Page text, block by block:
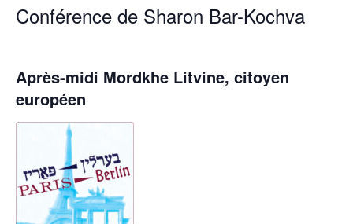
Conférence de Sharon Bar-Kochva
Après-midi Mordkhe Litvine, citoyen
européen